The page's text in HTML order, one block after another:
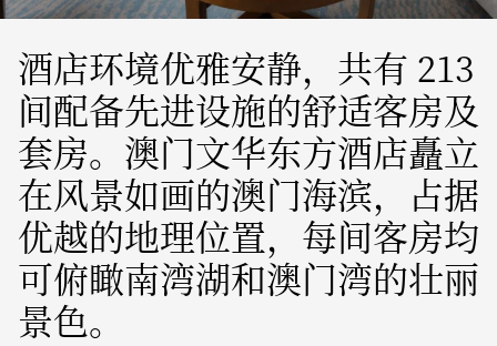
酒店环境优雅安静，共有 213
间配备先进设施的舒适客房及
套房。澳门文华东方酒店矗立
在风景如画的澳门海滨，占据
优越的地理位置，每间客房均
可俯瞰南湾湖和澳门湾的壮丽
景色。